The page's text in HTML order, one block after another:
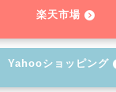
楽天市場
Yahooショッピング